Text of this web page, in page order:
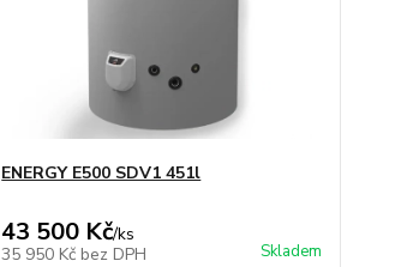
ENERGY E500 SDV1 451l
43 500 Kč/ks
35 950 Kč bez DPH Skladem